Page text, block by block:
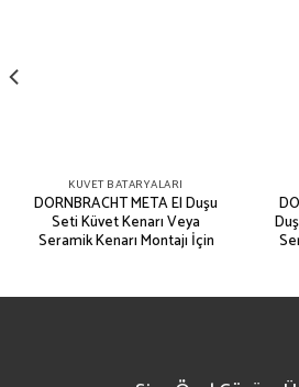
KÜVET BATARYALARI
DORNBRACHT META El Duşu
Seti Küvet Kenarı Veya
Seramik Kenarı Montajı İçin